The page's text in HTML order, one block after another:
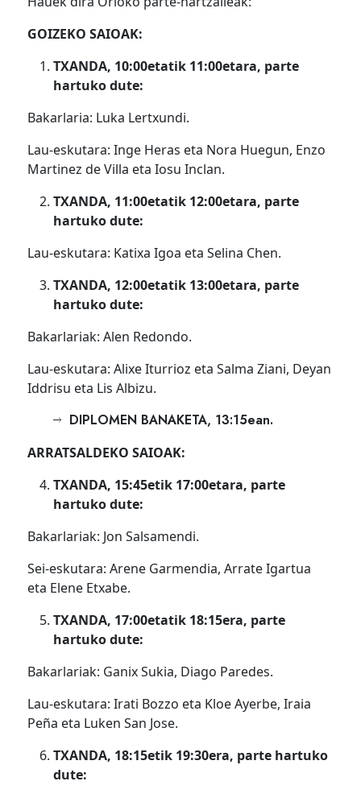
GOIZEKO SAIOAK:
TXANDA, 10:00etatik 11:00etara, parte
hartuko dute:
Bakarlaria: Luka Lertxundi.
Lau-eskutara: Inge Heras eta Nora Huegun, Enzo
Martinez de Villa eta Iosu Inclan.
TXANDA, 11:00etatik 12:00etara, parte
hartuko dute:
Lau-eskutara: Katixa Igoa eta Selina Chen.
TXANDA, 12:00etatik 13:00etara, parte
hartuko dute:
Bakarlariak: Alen Redondo.
Lau-eskutara: Alixe Iturrioz eta Salma Ziani, Deyan
Iddrisu eta Lis Albizu.
DIPLOMEN BANAKETA, 13:15ean.
ARRATSALDEKO SAIOAK:
TXANDA, 15:45etik 17:00etara, parte
hartuko dute:
Bakarlariak: Jon Salsamendi.
Sei-eskutara: Arene Garmendia, Arrate Igartua
eta Elene Etxabe.
TXANDA, 17:00etatik 18:15era, parte
hartuko dute:
Bakarlariak: Ganix Sukia, Diago Paredes.
Lau-eskutara: Irati Bozzo eta Kloe Ayerbe, Iraia
Peña eta Luken San Jose.
TXANDA, 18:15etik 19:30era, parte hartuko
dute: